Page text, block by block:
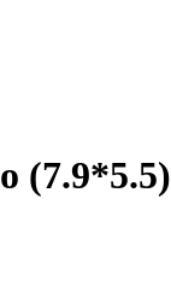
(7.9*5.5)